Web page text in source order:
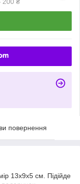
повернення
13х9х5 см. Підійде